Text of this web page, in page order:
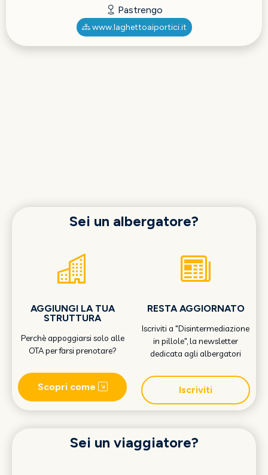
Pastrengo
www.laghettoaiportici.it
Sei un albergatore?
AGGIUNGI LA TUA
STRUTTURA
Perchè appoggiarsi solo alle
OTA per farsi prenotare?
Scopri come
RESTA AGGIORNATO
Iscriviti a "Disintermediazione
in pillole", la newsletter
dedicata agli albergatori
Iscriviti
Sei un viaggiatore?